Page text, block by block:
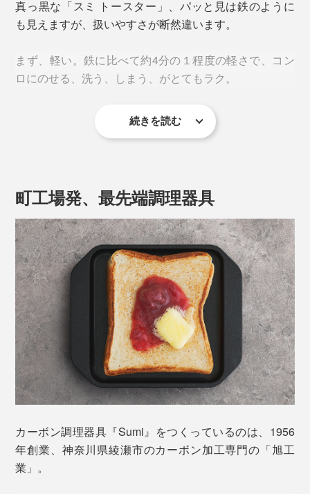
一方、電気式トースターは、表面からじわじわ熱を伝え
るため水分が抜けやすくパサつきがちになるそう。
フレンチトースト、ロールパン、クロワッサンもとびき
冷凍の食パンだって、できたてのおいしさが復活。
弱めの中火で3、4分、パンの断面がプレートにつくよ
う、少し押し付けるようなイメージで焼いてください。
くための道具」として特注された実績もあるお墨付きで
す。
真っ黒な「スミ トースター」、パッと見は鉄のように
も見えますが、扱いやすさが断然違います。
まず、軽い。鉄に比べて約4分の１程度の軽さで、コン
ロにのせる、洗う、しまう、がとてもラク。
サイズも横18×縦15×高さ2.3cmとコンパクトで、場所を
プレートは高熱になるので、持ち運びには鍋つかみを使
さい。
続きを読む
町工場発、最先端調理器具
カーボン調理器具『Sumi』をつくっているのは、1956
年創業、神奈川県綾瀬市のカーボン加工専門の「旭工
業」。